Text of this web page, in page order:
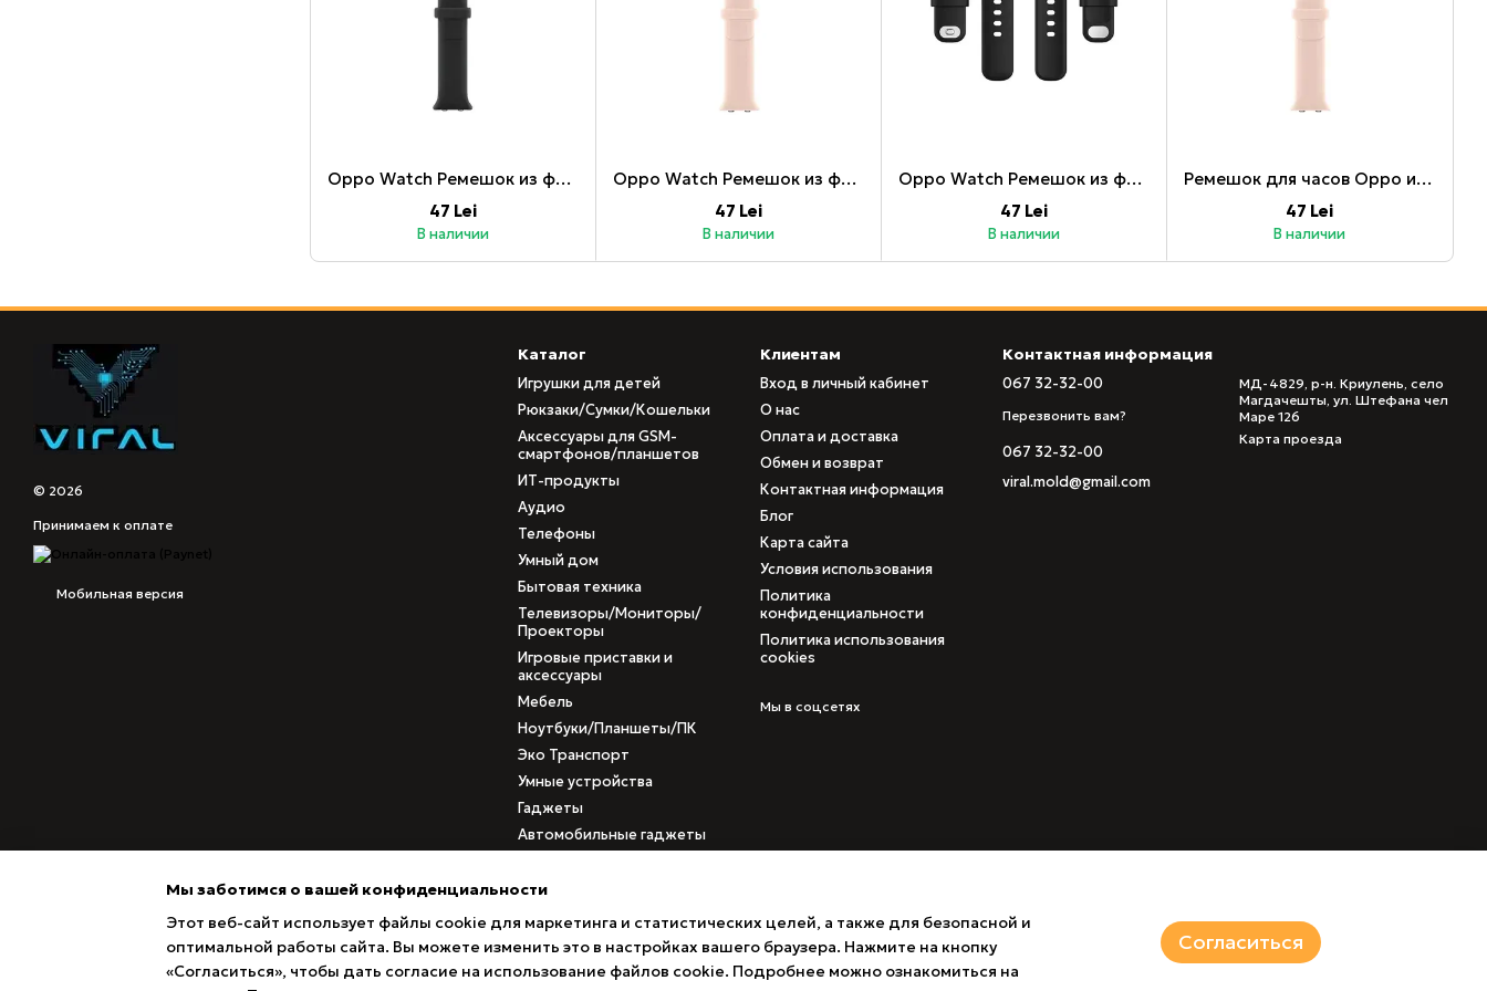
Oppo Watch Ремешок из фтористого каучука, 41 мм, черный
47 Lei
В наличии
Oppo Watch Ремешок из фтористого каучука, 41 мм, розовый
47 Lei
В наличии
Oppo Watch Ремешок из фтористого каучука 46 мм, черный
47 Lei
В наличии
Ремешок для часов Oppo из фтористого каучука, 46 мм, абрикосовый
47 Lei
В наличии
© 2026
Принимаем к оплате
Мобильная версия
Каталог
Игрушки для детей
Рюкзаки/Сумки/Кошельки
Аксессуары для GSM-
смартфонов/планшетов
ИТ-продукты
Аудио
Телефоны
Умный дом
Бытовая техника
Телевизоры/Мониторы/
Проекторы
Игровые приставки и
аксессуары
Мебель
Ноутбуки/Планшеты/ПК
Эко Транспорт
Умные устройства
Гаджеты
Автомобильные гаджеты
Товары с поврежденными
коробками
Клиентам
Вход в личный кабинет
О нас
Оплата и доставка
Обмен и возврат
Контактная информация
Блог
Карта сайта
Условия использования
Политика
конфиденциальности
Политика использования
cookies
Мы в соцсетях
Контактная информация
067 32-32-00
Перезвонить вам?
067 32-32-00
viral.mold@gmail.com
МД-4829, р-н. Криулень, село
Магдачешты, ул. Штефана чел
Маре 126
Карта проезда
Мы заботимся о вашей конфиденциальности
Этот веб-сайт использует файлы cookie для маркетинга и статистических целей, а также для безопасной и
оптимальной работы сайта. Вы можете изменить это в настройках вашего браузера. Нажмите на кнопку
«Согласиться», чтобы дать согласие на использование файлов cookie. Подробнее можно ознакомиться на
Согласиться